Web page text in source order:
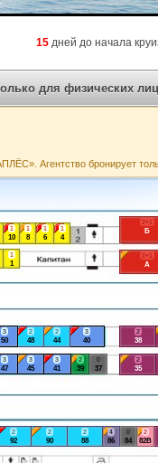
15 дней до начала
для физических
Агентство бронирует
1
1
1
10
2
35
0
37
2
38
2
39
1
4
3
40
3
41
2
44
3
45
3
47
2
48
3
50
1
6
1
8
2
82В
0
84
4
86
2
88
2
90
2
92
2+1
А
2+1
Б